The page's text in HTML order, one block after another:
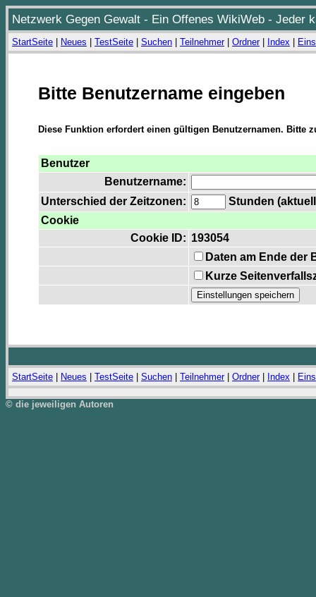
Netzwerk Gegen Gewalt - Ein Offenes WikiWeb - Jeder
StartSeite Neues TestSeite Suchen Teilnehmer| Ordner| Index
Bitte Benutzername eingeben
Diese Funktion erfordert einen gültigen Benutzernamen. Bitte
Benutzer
Benutzername:
Unterschied der Zeitzonen:
Stunden
Cookie
Cookie ID: 193054
Daten am Ende der
Kurze
StartSeite Neues TestSeite Suchen Teilnehmer| Ordner| Index
© die jeweiligen Autoren